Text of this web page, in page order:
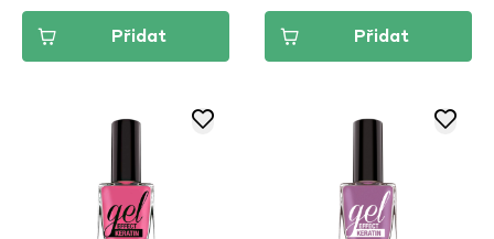
Přidat Přidat